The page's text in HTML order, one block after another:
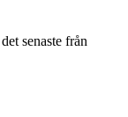
senaste från